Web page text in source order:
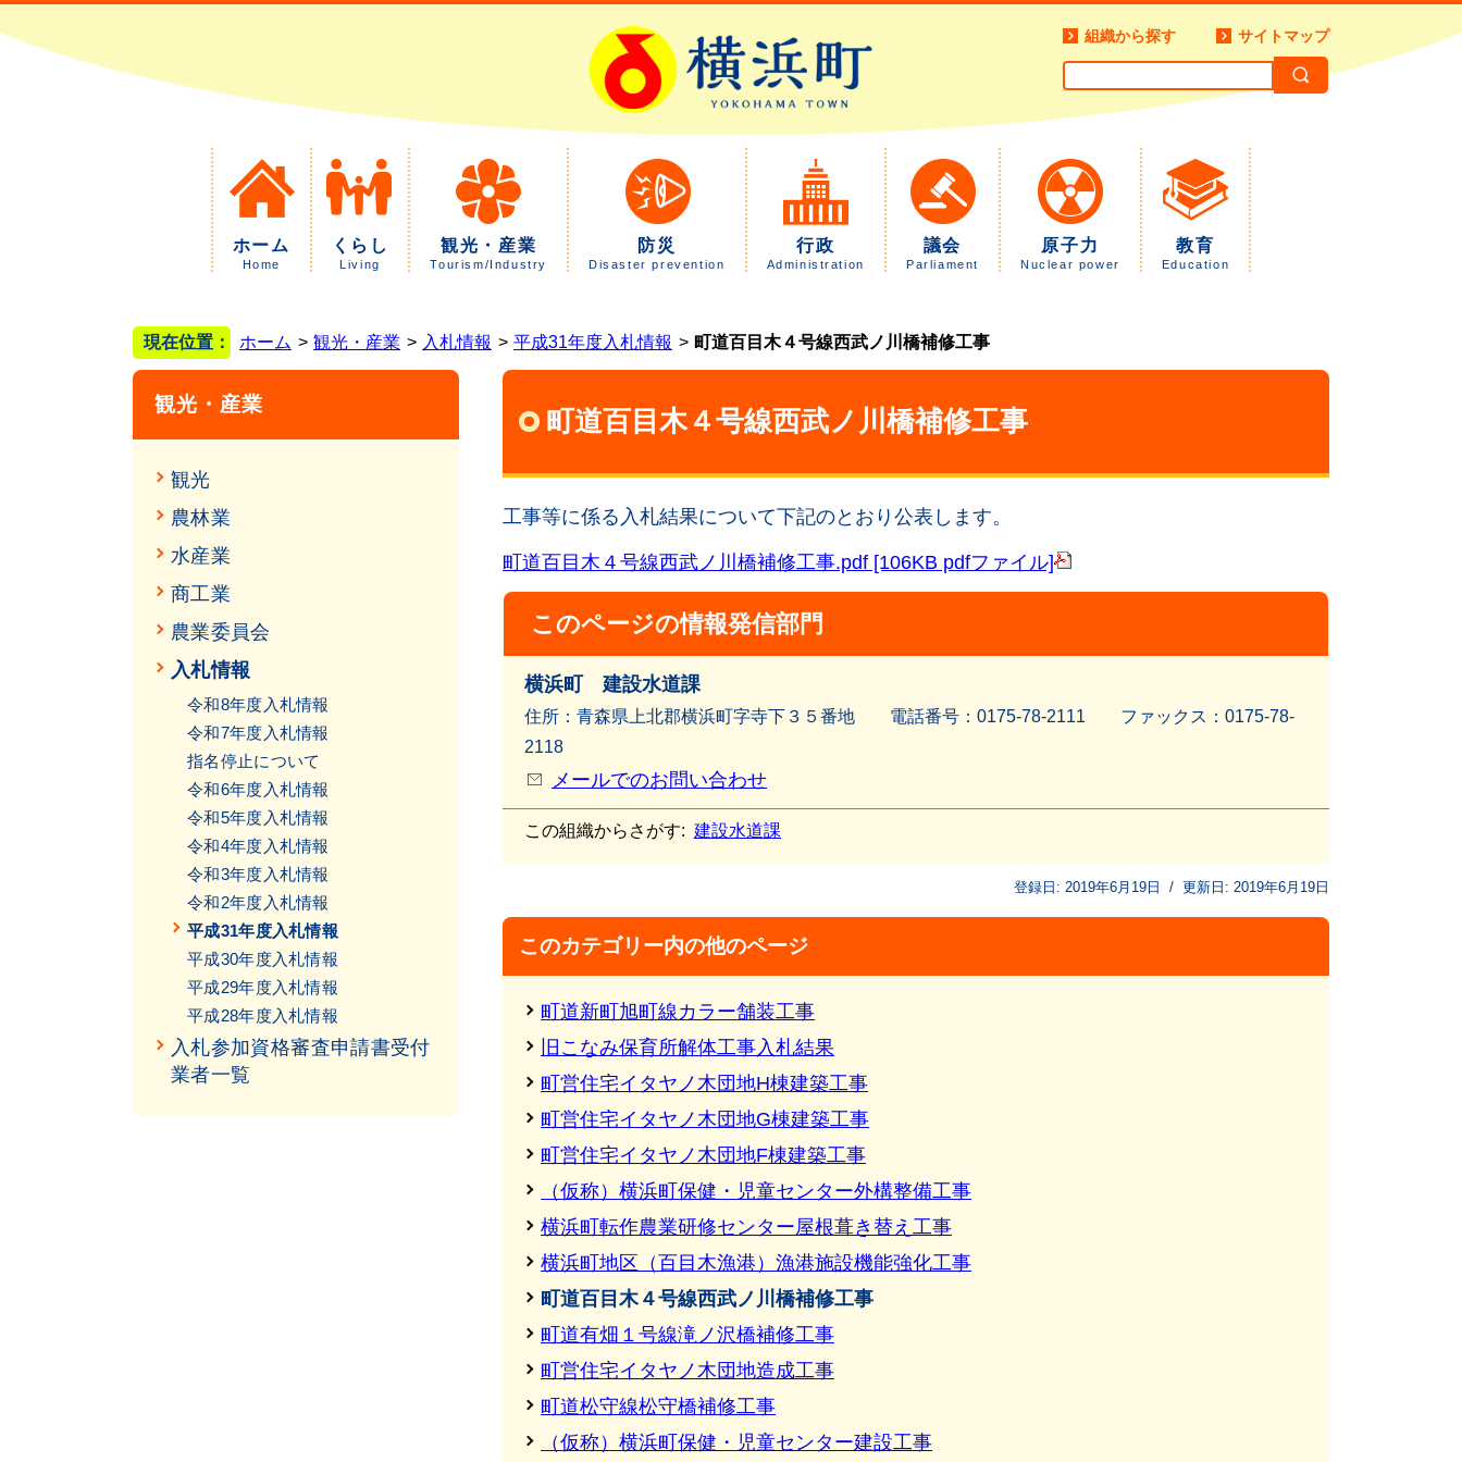
組織から探す サイトマップ
ホーム
Home
くらし
Living
観光・産業
Tourism/Industry
防災
Disaster prevention
行政
Administration
議会
Parliament
原子力
Nuclear power
教育
Education
現在位置： ホーム 観光・産業 入札情報 平成31年度入札情報 町道百目木４号線西武ノ川橋補修工事
観光・産業
観光
農林業
水産業
商工業
農業委員会
入札情報
令和8年度入札情報
令和7年度入札情報
指名停止について
令和6年度入札情報
令和5年度入札情報
令和4年度入札情報
令和3年度入札情報
令和2年度入札情報
平成31年度入札情報
平成30年度入札情報
平成29年度入札情報
平成28年度入札情報
入札参加資格審査申請書受付
業者一覧
町道百目木４号線西武ノ川橋補修工事
工事等に係る入札結果について下記のとおり公表します。
町道百目木４号線西武ノ川橋補修工事.pdf [106KB pdfファイル]
このページの情報発信部門
横浜町 建設水道課
住所：青森県上北郡横浜町字寺下３５番地 電話番号：0175-78-2111 ファッ クス：0175-78-
2118
メールでのお問い合わせ
この組織からさがす: 建設水道課
登録日: 2019年6月19日 / 更新日: 2019年6月19日
このカテゴリー内の他のページ
町道新町旭町線カラー舗装工事
旧こなみ保育所解体工事入札結果
町営住宅イタヤノ木団地H棟建築工事
町営住宅イタヤノ木団地G棟建築工事
町営住宅イタヤノ木団地F棟建築工事
（仮称）横浜町保健・児童センター外構整備工事
横浜町転作農業研修センター屋根葺き替え工事
横浜町地区（百目木漁港）漁港施設機能強化工事
町道百目木４号線西武ノ川橋補修工事
町道有畑１号線滝ノ沢橋補修工事
町営住宅イタヤノ木団地造成工事
町道松守線松守橋補修工事
（仮称）横浜町保健・児童センター建設工事